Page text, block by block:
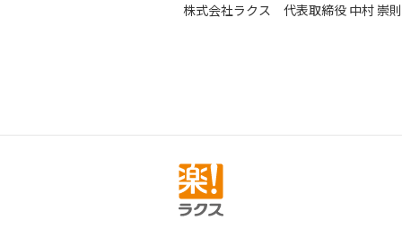
株式会社ラクス 代表取締役 中村 崇則